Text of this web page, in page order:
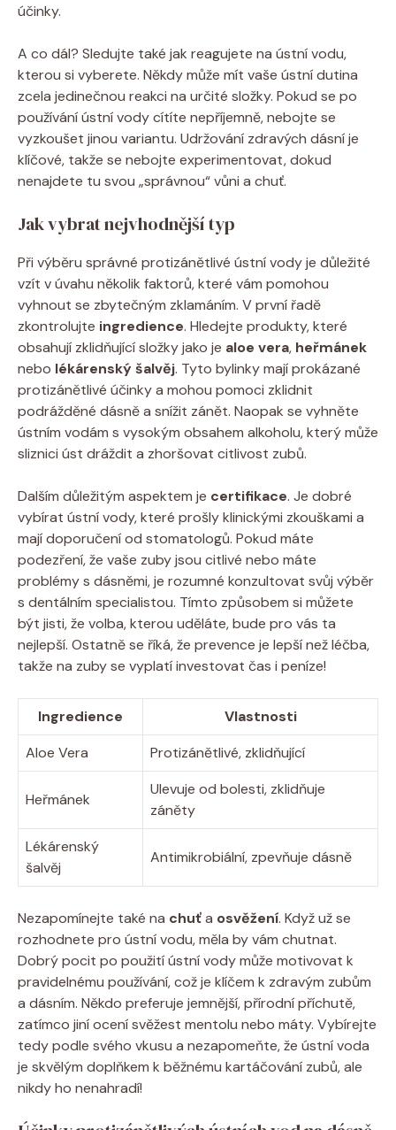
účinky.
A co dál? Sledujte také jak reagujete na ústní vodu,
kterou si vyberete. Někdy může mít vaše ústní dutina
zcela jedinečnou reakci na určité složky. Pokud se po
používání ústní vody cítíte nepříjemně, nebojte se
vyzkoušet jinou variantu. Udržování zdravých dásní je
klíčové, takže se nebojte experimentovat, dokud
nenajdete tu svou „správnou“ vůni a chuť.
Jak vybrat nejvhodnější typ
Při výběru správné protizánětlivé ústní vody je důležité
vzít v úvahu několik faktorů, které vám pomohou
vyhnout se zbytečným zklamáním. V první řadě
zkontrolujte ingredience. Hledejte produkty, které
obsahují zklidňující složky jako je aloe vera, heřmánek
nebo lékárenský šalvěj. Tyto bylinky mají prokázané
protizánětlivé účinky a mohou pomoci zklidnit
podrážděné dásně a snížit zánět. Naopak se vyhněte
ústním vodám s vysokým obsahem alkoholu, který může
sliznici úst dráždit a zhoršovat citlivost zubů.
Dalším důležitým aspektem je certifikace. Je dobré
vybírat ústní vody, které prošly klinickými zkouškami a
mají doporučení od stomatologů. Pokud máte
podezření, že vaše zuby jsou citlivé nebo máte
problémy s dásněmi, je rozumné konzultovat svůj výběr
s dentálním specialistou. Tímto způsobem si můžete
být jisti, že volba, kterou uděláte, bude pro vás ta
nejlepší. Ostatně se říká, že prevence je lepší než léčba,
takže na zuby se vyplatí investovat čas i peníze!
Ingredience
Vlastnosti
Aloe Vera
Protizánětlivé, zklidňující
Heřmánek
Ulevuje od bolesti, zklidňuje
záněty
Lékárenský
šalvěj
Antimikrobiální, zpevňuje dásně
Nezapomínejte také na chuťa osvěžení. Když už se
rozhodnete pro ústní vodu, měla by vám chutnat.
Dobrý pocit po použití ústní vody může motivovat k
pravidelnému používání, což je klíčem k zdravým zubům
a dásním. Někdo preferuje jemnější, přírodní příchutě,
zatímco jiní ocení svěžest mentolu nebo máty. Vybírejte
tedy podle svého vkusu a nezapomeňte, že ústní voda
je skvělým doplňkem k běžnému kartáčování zubů, ale
nikdy ho nenahradí!